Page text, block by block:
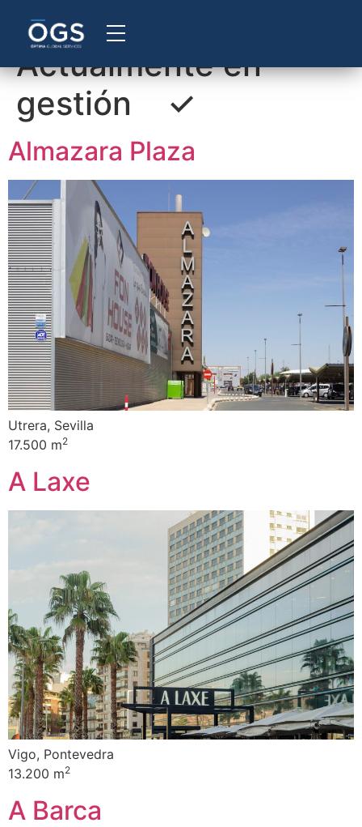
Etiqueta:
Actualmente en
gestión ✓
Almazara Plaza
Utrera, Sevilla
17.500 m2
A Laxe
Vigo, Pontevedra
13.200 m2
A Barca